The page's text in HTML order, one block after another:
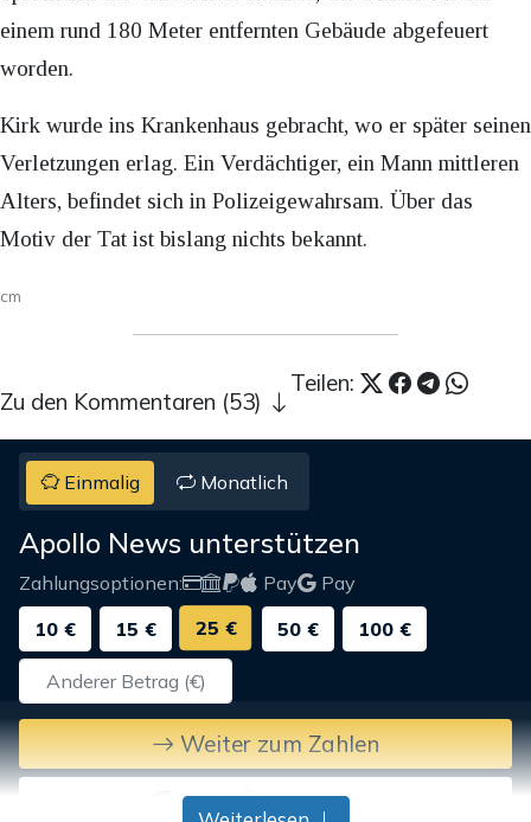
einem rund 180 Meter entfernten Gebäude abgefeuert
worden.
Kirk wurde ins Krankenhaus gebracht, wo er später seinen
Verletzungen erlag. Ein Verdächtiger, ein Mann mittleren
Alters, befindet sich in Polizeigewahrsam. Über das
Motiv der Tat ist bislang nichts bekannt.
cm
Teilen:
Zu den Kommentaren (53)
Einmalig Monatlich
Apollo News unterstützen
Zahlungsoptionen: Pay
Pay
10 €
15 € 25 € 50 € 100 €
Weiter zum Zahlen
Bank-Überweisung